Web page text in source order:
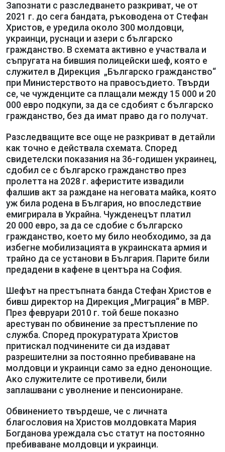
Запознати с разследването разкриват, че от
2021 г. до сега бандата, ръководена от Стефан
Христов, е уредила около 300 молдовци,
украинци, руснаци и азери с българско
гражданство. В схемата активно е участвала и
съпругата на бившия полицейски шеф, която е
служител в Дирекция „Българско гражданство“
при Министерството на правосъдието. Твърди
се, че чужденците са плащали между 15 000 и 20
000 евро подкупи, за да се сдобият с българско
гражданство, без да имат право да го получат.
Разследващите все още не разкриват в детайли
как точно е действала схемата. Според
свидетелски показания на 36-годишен украинец,
сдобил се с българско гражданство през
пролетта на 2028 г. аферистите извадили
фалшив акт за раждане на неговата майка, която
уж била родена в България, но впоследствие
емигрирала в Украйна. Чужденецът платил
20 000 евро, за да се сдобие с българско
гражданство, което му било необходимо, за да
избегне мобилизацията в украинската армия и
трайно да се установи в България. Парите били
предадени в кафене в центъра на София.
Шефът на престъпната банда Стефан Христов е
бивш директор на Дирекция „Миграция“ в МВР.
През февруари 2010 г. той беше показно
арестуван по обвинение за престъпление по
служба. Според прокуратурата Христов
притискал подчинените си да издават
разрешителни за постоянно пребиваване на
молдовци и украинци само за едно денонощие.
Ако служителите се противели, били
заплашвани с уволнение и пенсиониране.
Обвинението твърдеше, че с личната
благословия на Христов молдовката Мария
Богданова уреждала със статут на постоянно
пребиваване молдовци и украинци.